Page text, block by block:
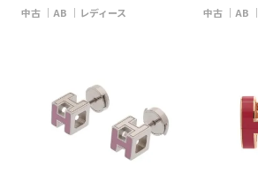
中古 AB レディース 中古 AB